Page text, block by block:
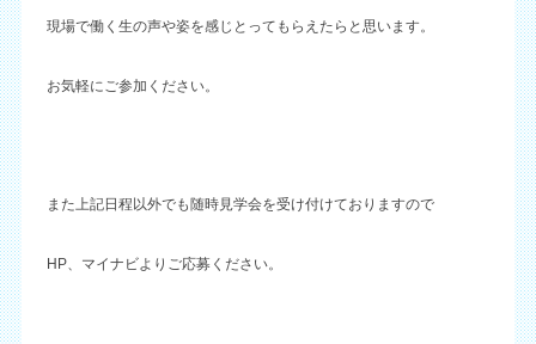
現場で働く生の声や姿を感じとってもらえたらと思います。
お気軽にご参加ください。
また上記日程以外でも随時見学会を受け付けておりますので
HP、マイナビよりご応募ください。